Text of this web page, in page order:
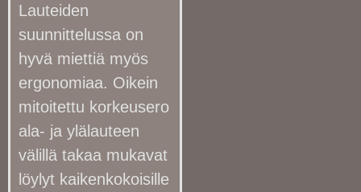
Lauteiden
suunnittelussa on
hyvä miettiä myös
ergonomiaa. Oikein
mitoitettu korkeusero
ala- ja ylälauteen
välillä takaa mukavat
löylyt kaikenkokoisille